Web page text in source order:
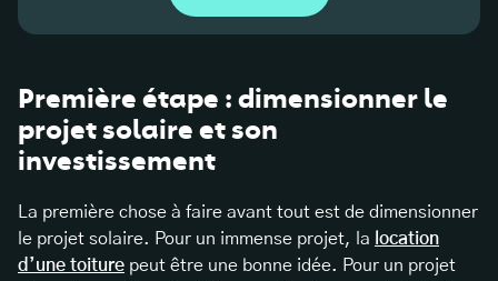
Première étape : dimensionner le
projet solaire et son
investissement
La première chose à faire avant tout est de dimensionner
le projet solaire. Pour un immense projet, la location
d’une toiture peut être une bonne idée. Pour un projet